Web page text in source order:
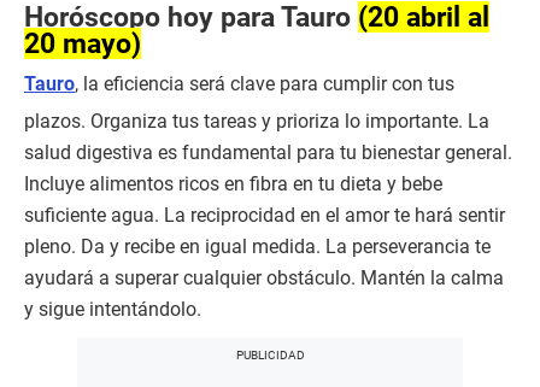
Horóscopo hoy para Tauro (20 abril al
20 mayo)
Tauro, la eficiencia será clave para cumplir con tus
plazos. Organiza tus tareas y prioriza lo importante. La
salud digestiva es fundamental para tu bienestar general.
Incluye alimentos ricos en fibra en tu dieta y bebe
suficiente agua. La reciprocidad en el amor te hará sentir
pleno. Da y recibe en igual medida. La perseverancia te
ayudará a superar cualquier obstáculo. Mantén la calma
y sigue intentándolo.